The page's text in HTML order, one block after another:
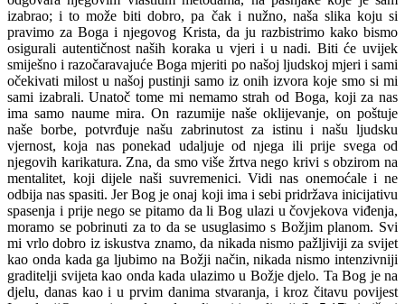
izabrao; i to može biti dobro, pa čak i nužno, naša slika koju si
pravimo za Boga i njegovog Krista, da ju razbistrimo kako bismo
osigurali autentičnost naših koraka u vjeri i u nadi. Biti će uvijek
smiješno i razočaravajuće Boga mjeriti po našoj ljudskoj mjeri i sami
očekivati milost u našoj pustinji samo iz onih izvora koje smo si mi
sami izabrali. Unatoč tome mi nemamo strah od Boga, koji za nas
ima samo naume mira. On razumije naše oklijevanje, on poštuje
naše borbe, potvrđuje našu zabrinutost za istinu i našu ljudsku
vjernost, koja nas ponekad udaljuje od njega ili prije svega od
njegovih karikatura. Zna, da smo više žrtva nego krivi s obzirom na
mentalitet, koji dijele naši suvremenici. Vidi nas onemoćale i ne
odbija nas spasiti. Jer Bog je onaj koji ima i sebi pridržava inicijativu
spasenja i prije nego se pitamo da li Bog ulazi u čovjekova viđenja,
moramo se pobrinuti za to da se usuglasimo s Božjim planom. Svi
mi vrlo dobro iz iskustva znamo, da nikada nismo pažljiviji za svijet
kao onda kada ga ljubimo na Božji način, nikada nismo intenzivniji
graditelji svijeta kao onda kada ulazimo u Božje djelo. Ta Bog je na
djelu, danas kao i u prvim danima stvaranja, i kroz čitavu povijest